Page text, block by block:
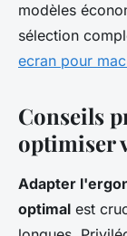
modèles
sélection
ecran pour
Conseils
optimiser
Adapter
optimal est